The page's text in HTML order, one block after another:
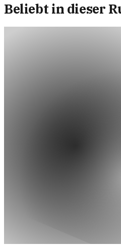
Beliebt in dieser